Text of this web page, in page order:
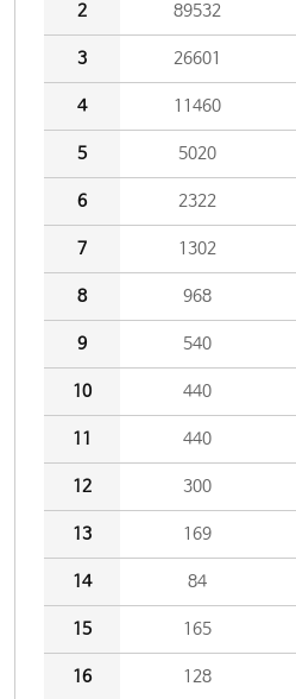
2 89532
3 26601
4 11460
5 5020
6 2322
7 1302
8 968
9 540
10 440
11 440
12 300
13 169
14 84
15 165
16 128